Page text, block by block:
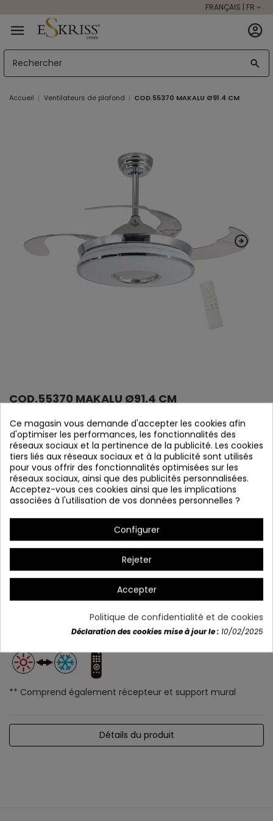
FRANÇAIS | FR
Accueil Ventilateurs de plafond COD.55370 MAKALU Ø91.4 CM
COD.55370 MAKALU Ø91.4 CM
Référence 55370
En stock
MAKALU ventilateur Ø91.4 cm
** Comprend également récepteur et support mural
Détails du produit
Ce magasin vous demande d'accepter les cookies afin
d'optimiser les performances, les fonctionnalités des
réseaux sociaux et la pertinence de la publicité. Les cookies
tiers liés aux réseaux sociaux et à la publicité sont utilisés
pour vous offrir des fonctionnalités optimisées sur les
réseaux sociaux, ainsi que des publicités personnalisées.
Acceptez-vous ces cookies ainsi que les implications
associées à l'utilisation de vos données personnelles ?
Configurer
Rejeter
Accepter
Politique de confidentialité et de cookies
Déclaration des cookies mise à jour le : 10/02/2025